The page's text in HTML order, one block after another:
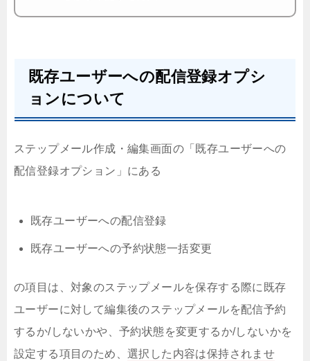
既存ユーザーへの配信登録オプシ
ョンについて
ステップメール作成・編集画面の「既存ユーザーへの
配信登録オプション」にある
既存ユーザーへの配信登録
既存ユーザーへの予約状態一括変更
の項目は、対象のステップメールを保存する際に既存
ユーザーに対して編集後のステップメールを配信予約
するか/しないかや、予約状態を変更するか/しないかを
設定する項目のため、 選択した内容は保持されませ